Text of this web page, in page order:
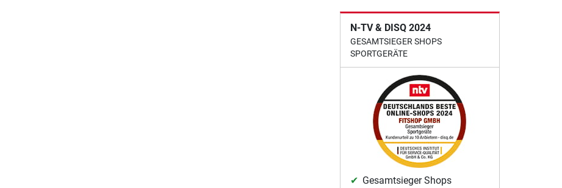
N-TV & DISQ 2024
GESAMTSIEGER SHOPS
SPORTGERÄTE
Gesamtsieger Shops